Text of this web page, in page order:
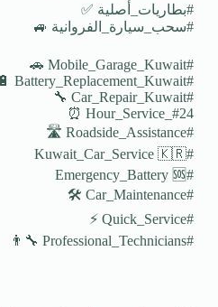
#بطاريات_أصلية ✅
#سحب_سيارة_الفروانية 🚙
#Mobile_Garage_Kuwait 🚗
#Battery_Replacement_Kuwait 🔋
#Car_Repair_Kuwait 🔧
#24_Hour_Service ⏰
#Roadside_Assistance 🛣️
#Kuwait_Car_Service 🇰🇷
#Emergency_Battery 🆘
#Car_Maintenance 🛠️
#Quick_Service ⚡
#Professional_Technicians 👨‍🔧